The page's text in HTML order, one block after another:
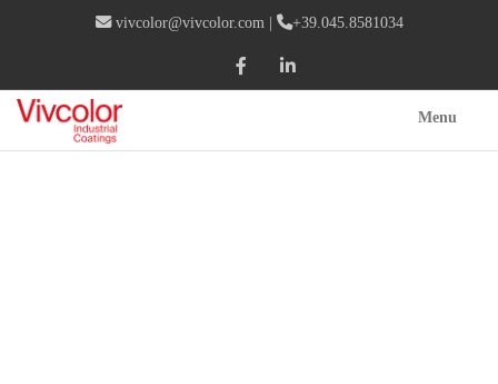
vivcolor@vivcolor.com | +39.045.8581034
Menu